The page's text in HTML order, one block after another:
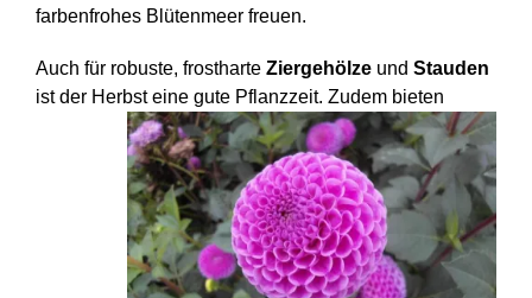
farbenfrohes Blütenmeer freuen.
Auch für robuste, frostharte Ziergehölze und Stauden
ist der Herbst eine gute Pflanzzeit. Zudem bieten